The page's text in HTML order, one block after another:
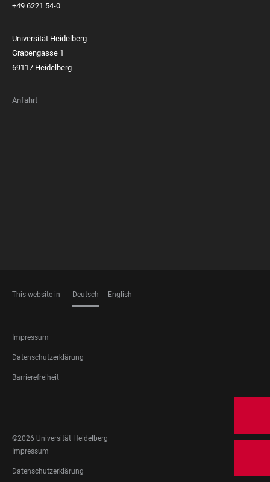
+49 6221 54-0
Universität Heidelberg
Grabengasse 1
69117 Heidelberg
Anfahrt
This website in Deutsch English
FOOTER
LEGAL
Impressum
Datenschutzerklärung
Barrierefreiheit
MEDIA
©2026 Universität Heidelberg
FOOTER
LEGAL
Impressum
Datenschutzerklärung